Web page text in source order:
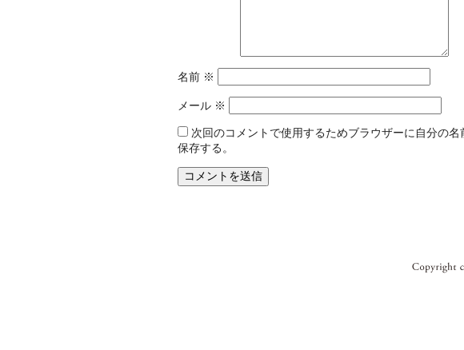
名前 ※
メール ※
次回のコメントで使用するためブラウザーに自分の
保存する。